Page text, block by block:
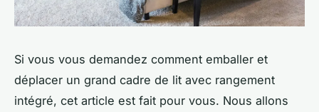
Si vous vous demandez comment emballer et
déplacer un grand cadre de lit avec rangement
intégré, cet article est fait pour vous. Nous allons